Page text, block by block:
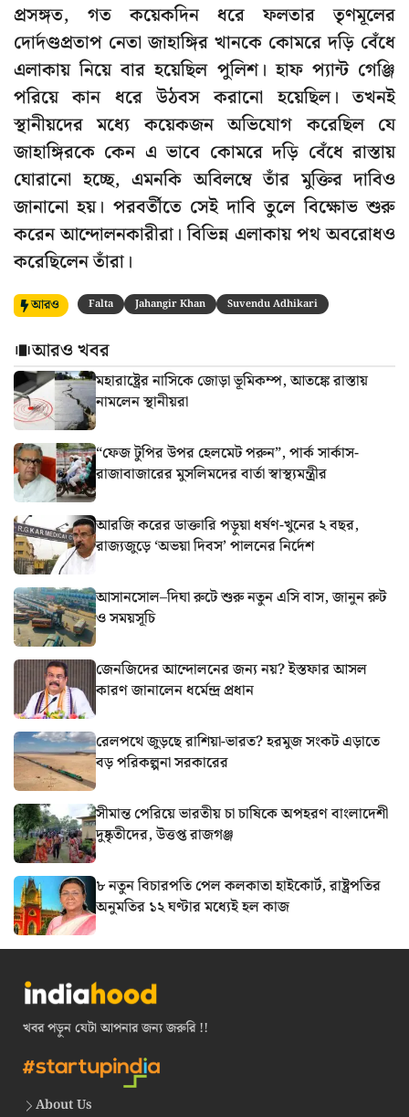
প্রসঙ্গত, গত কয়েকদিন ধরে ফলতার তৃণমূলের
দোর্দণ্ডপ্রতাপ নেতা জাহাঙ্গির খানকে কোমরে দড়ি বেঁধে
এলাকায় নিয়ে বার হয়েছিল পুলিশ। হাফ প্যান্ট গেঞ্জি
পরিয়ে কান ধরে উঠবস করানো হয়েছিল। তখনই
স্থানীয়দের মধ্যে কয়েকজন অভিযোগ করেছিল যে
জাহাঙ্গিরকে কেন এ ভাবে কোমরে দড়ি বেঁধে রাস্তায়
ঘোরানো হচ্ছে, এমনকি অবিলম্বে তাঁর মুক্তির দাবিও
জানানো হয়। পরবর্তীতে সেই দাবি তুলে বিক্ষোভ শুরু
করেন আন্দোলনকারীরা। বিভিন্ন এলাকায় পথ অবরোধও
করেছিলেন তাঁরা।
আরও Falta Jahangir Khan Suvendu Adhikari
আরও খবর
মহারাষ্ট্রের নাসিকে জোড়া ভূমিকম্প, আতঙ্কে রাস্তায়
নামলেন স্থানীয়রা
“ফেজ টুপির উপর হেলমেট পরুন”, পার্ক সার্কাস-
রাজাবাজারের মুসলিমদের বার্তা স্বাস্থ্যমন্ত্রীর
আরজি করের ডাক্তারি পড়ুয়া ধর্ষণ-খুনের ২ বছর,
রাজ্যজুড়ে ‘অভয়া দিবস’ পালনের নির্দেশ
আসানসোল–দিঘা রুটে শুরু নতুন এসি বাস, জানুন রুট
ও সময়সূচি
জেনজিদের আন্দোলনের জন্য নয়? ইস্তফার আসল
কারণ জানালেন ধর্মেন্দ্র প্রধান
রেলপথে জুড়ছে রাশিয়া-ভারত? হরমুজ সংকট এড়াতে
বড় পরিকল্পনা সরকারের
সীমান্ত পেরিয়ে ভারতীয় চা চাষিকে অপহরণ বাংলাদেশী
দুষ্কৃতীদের, উত্তপ্ত রাজগঞ্জ
৮ নতুন বিচারপতি পেল কলকাতা হাইকোর্ট, রাষ্ট্রপতির
অনুমতির ১২ ঘণ্টার মধ্যেই হল কাজ
খবর পড়ুন যেটা আপনার জন্য জরুরি !!
About Us